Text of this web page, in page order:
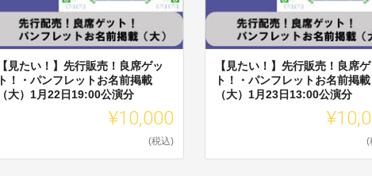
【見たい！】先行販売！良席ゲッ
ト！・パンフレットお名前掲載
（大）1月22日19:00公演分
¥10,000
(税込)
【見たい！】先行販売！良席
ト！・パンフレットお名前掲載
（大）1月23日13:00公演分
(